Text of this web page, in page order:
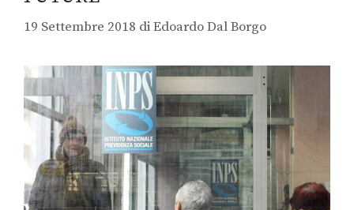
19 Settembre 2018 diEdoardo Dal Borgo